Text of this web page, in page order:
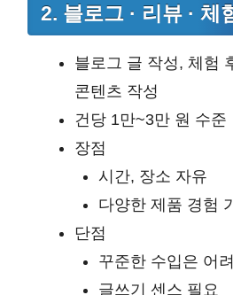
2. 블로그 · 리뷰 · 체
블로그 글 작성, 체험
콘텐츠 작성
건당 1만~3만 원 수준
장점
시간, 장소 자유
다양한 제품 경험
단점
꾸준한 수입은 어
글쓰기 센스 필요